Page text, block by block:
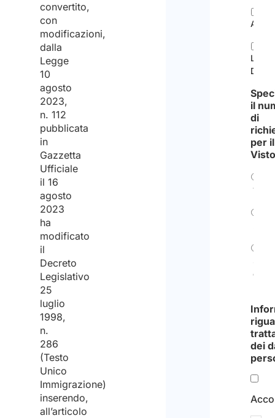
convertito,
con
modificazioni,
dalla
Legge
10
agosto
2023,
n. 112
pubblicata
in
Gazzetta
Ufficiale
il 16
agosto
2023
ha
modificato
il
Decreto
Legislativo
25
luglio
1998,
n.
286
(Testo
Unico
Immigrazione)
inserendo,
all’articolo
il
di
per il
Visto
1
o
dei